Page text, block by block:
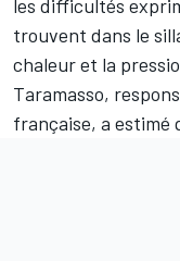
les difficultés
trouvent dans le
chaleur et la
Taramasso,
française, a estimé